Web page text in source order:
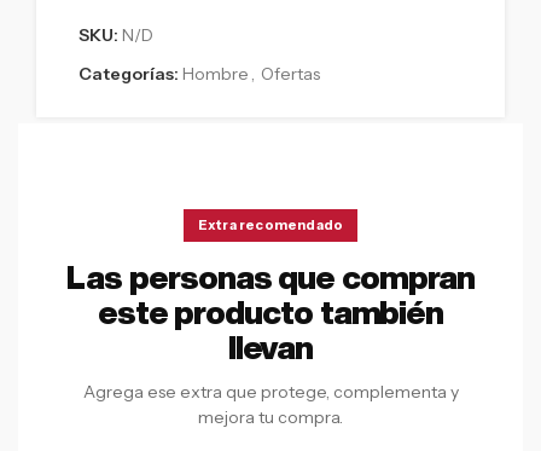
SKU: N/D
Categorías: Hombre , Ofertas
Extra recomendado
Las personas que compran
este producto también
llevan
Agrega ese extra que protege, complementa y
mejora tu compra.